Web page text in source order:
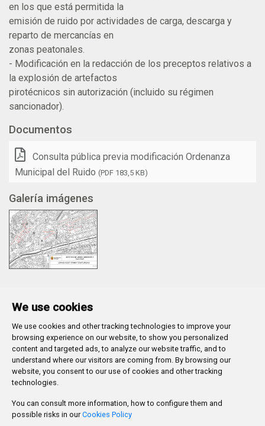
We use cookies
We use cookies and other tracking technologies to improve your
browsing experience on our website, to show you personalized
content and targeted ads, to analyze our website traffic, and to
understand where our visitors are coming from. By browsing our
website, you consent to our use of cookies and other tracking
technologies.
You can consult more information, how to configure them and
possible risks in ourCookies Policy
en los que está permitida la
emisión de ruido por actividades de carga, descarga y
reparto de mercancías en
zonas peatonales.
- Modificación en la redacción de los preceptos relativos a
la explosión de artefactos
pirotécnicos sin autorización (incluido su régimen
sancionador).
Documentos
Consulta pública previa modificación Ordenanza
Municipal del Ruido (PDF 183,5 KB)
Galería imágenes
Plaza Mayor 1 - 09071BURGOS
947 288 800 CIF: P-0906100-C
CONTACTO | AVISOS, QUEJAS Y SUGERENCIAS
CANAL DE DENUNCIAS
PROMUEVE BURGOS